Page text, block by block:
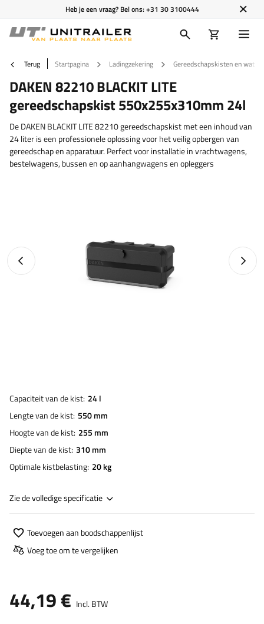
Heb je een vraag? Bel ons:+31 30 3100444
Terug Startpagina Ladingzekering Gereedschapskisten en
DAKEN 82210 BLACKIT LITE
gereedschapskist 550x255x310mm 24l
De DAKEN BLACKIT LITE 82210 gereedschapskist met een inhoud van
24 liter is een professionele oplossing voor het veilig opbergen van
gereedschap en apparatuur. Perfect voor installatie in vrachtwagens,
bestelwagens, bussen en op aanhangwagens en opleggers
Vorige foto
Capaciteit van de kist 24 l
Lengte van de kist 550 mm
Hoogte van de kist 255 mm
Diepte van de kist 310 mm
Optimale kistbelasting 20 kg
Zie de volledige specificatie
Toevoegen aan boodschappenlijst
Voeg toe om te vergelijken
44,19 € Incl. BTW